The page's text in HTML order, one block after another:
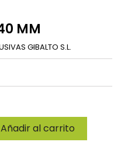
MM
GIBALTO S.L.
Añadir al carrito